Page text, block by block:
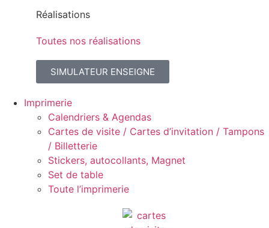
Réalisations
Toutes nos réalisations
SIMULATEUR ENSEIGNE
Imprimerie
Calendriers & Agendas
Cartes de visite / Cartes d’invitation / Tampons
/ Billetterie
Stickers, autocollants, Magnet
Set de table
Toute l’imprimerie